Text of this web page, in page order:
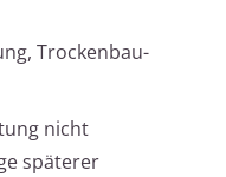
Trockenbau-
nicht
späterer